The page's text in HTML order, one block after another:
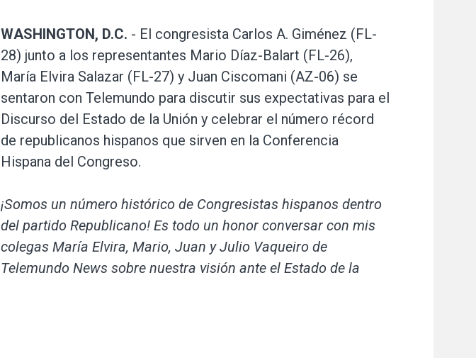
WASHINGTON, D.C. - El congresista Carlos A. Giménez (FL-
28) junto a los representantes Mario Díaz-Balart (FL-26),
María Elvira Salazar (FL-27) y Juan Ciscomani (AZ-06) se
sentaron con Telemundo para discutir sus expectativas para el
Discurso del Estado de la Unión y celebrar el número récord
de republicanos hispanos que sirven en la Conferencia
Hispana del Congreso.
¡Somos un número histórico de Congresistas hispanos dentro
del partido Republicano! Es todo un honor conversar con mis
colegas María Elvira, Mario, Juan y Julio Vaqueiro de
Telemundo News sobre nuestra visión ante el Estado de la